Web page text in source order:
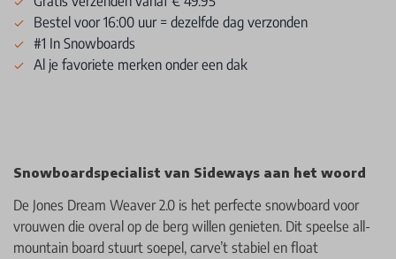
Bestel voor 16:00 uur = dezelfde dag verzonden
#1 In Snowboards
Al je favoriete merken onder een dak
Snowboardspecialist van Sideways aan het woord
De Jones Dream Weaver 2.0 is het perfecte snowboard voor
vrouwen die overal op de berg willen genieten. Dit speelse all-
mountain board stuurt soepel, carve’t stabiel en float